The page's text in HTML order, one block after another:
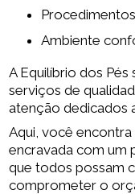
Ambiente
A Equilíbrio dos
serviços de
atenção dedicados
Aqui, você
encravada com um
que todos possam
comprometer o